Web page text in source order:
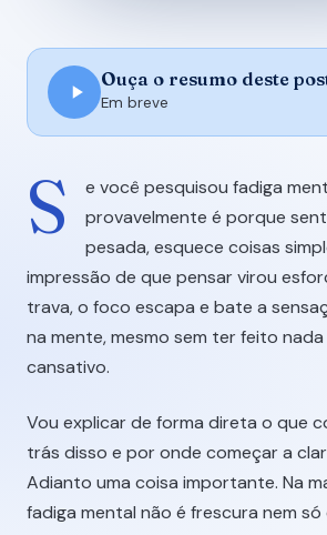
Ouça o resumo deste
Em breve
S
e você pesquisou fadiga
provavelmente é porque
pesada, esquece coisas
impressão de que pensar virou
trava, o foco escapa e bate a
na mente, mesmo sem ter feito
cansativo.
Vou explicar de forma direta o que
trás disso e por onde começar a
Adianto uma coisa importante. Na
fadiga mental não é frescura nem